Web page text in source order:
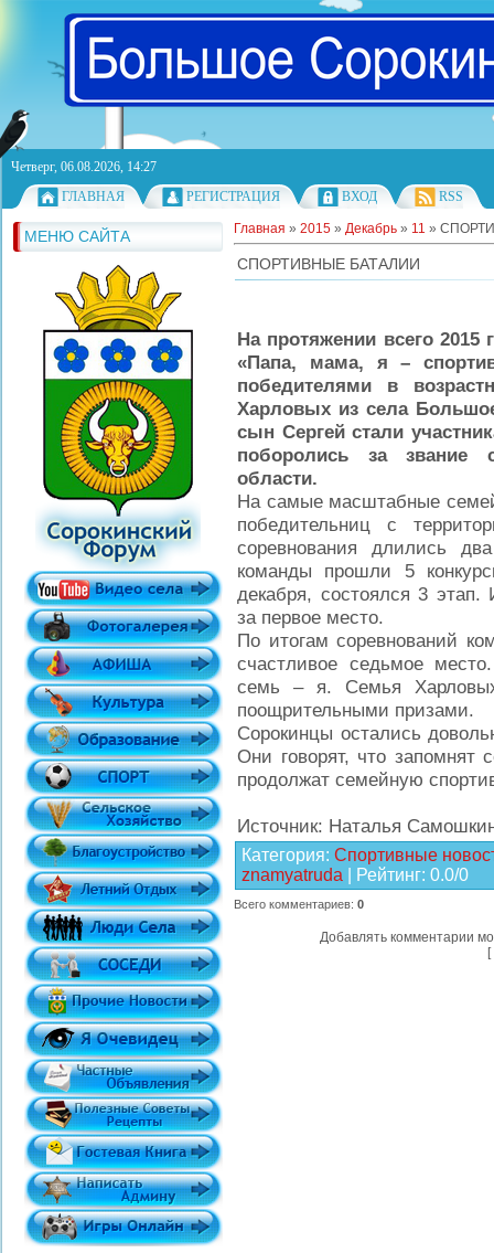
Четверг, 06.08.2026, 14:27
ГЛАВНАЯ
РЕГИСТРАЦИЯ ВХОД RSS
МЕНЮ САЙТА Главная » 2015 » Декабрь » 11 »
СПОРТИВНЫЕ БАТАЛИИ
На протяжении всего
«Папа, мама, я –
победителями в
Харловых из села
сын Сергей стали
поборолись за звание
области.
На самые масштабные
победительниц с
соревнования длились
команды прошли 5
декабря, состоялся 3
за первое место.
По итогам соревнований
счастливое седьмое
семь – я. Семья
поощрительными призами.
Сорокинцы остались
Они говорят, что запомнят
продолжат семейную
Источник: Наталья
Категория: Спортивные
znamyatruda
Рейтинг: 0.0/0
Всего комментариев: 0
Добавлять комментарии
[